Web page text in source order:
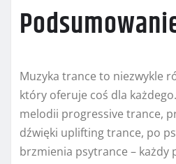
Muzyka trance to niezwykle
który oferuje coś dla
melodii progressive trance,
dźwięki uplifting trance, po
brzmienia psytrance – każdy